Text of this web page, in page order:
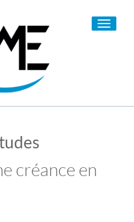
Toggle
créance en